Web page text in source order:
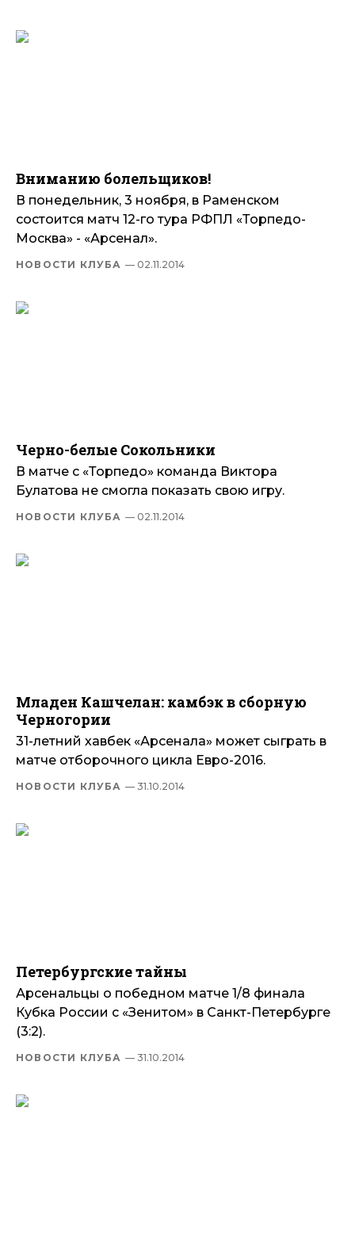
Вниманию болельщиков!
В понедельник, 3 ноября, в Раменском
состоится матч 12-го тура РФПЛ «Торпедо-
Москва» - «Арсенал».
НОВОСТИ КЛУБА — 02.11.2014
Черно-белые Сокольники
В матче с «Торпедо» команда Виктора
Булатова не смогла показать свою игру.
НОВОСТИ КЛУБА — 02.11.2014
Младен Кашчелан: камбэк в сборную
Черногории
31-летний хавбек «Арсенала» может сыграть в
матче отборочного цикла Евро-2016.
НОВОСТИ КЛУБА — 31.10.2014
Петербургские тайны
Арсенальцы о победном матче 1/8 финала
Кубка России с «Зенитом» в Санкт-Петербурге
(3:2).
НОВОСТИ КЛУБА — 31.10.2014